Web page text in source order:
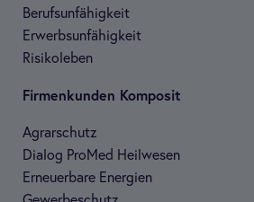
Berufs­un­fä­hig­keit
Erwerbs­un­fä­hig­keit
Risi­ko­le­ben
Fir­men­kun­den Kom­po­sit
Agrar­schutz
Dia­log Pro­Med Heil­we­sen
Erneu­er­bare Ener­gien